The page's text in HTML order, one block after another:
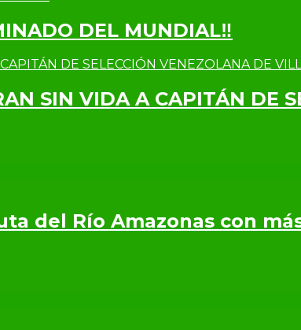
DEL MUNDIAL‼
SIN VIDA A CAPITÁN DE
del Río Amazonas con